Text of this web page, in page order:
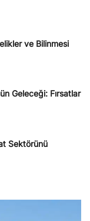
ve Bilinmesi
Geleceği: Fırsatlar
Sektörünü